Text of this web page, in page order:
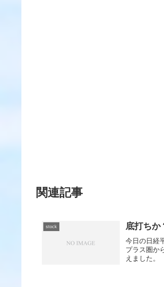
関連記事
stock 底打ちか
今日の日経
プラス圏か
えました。